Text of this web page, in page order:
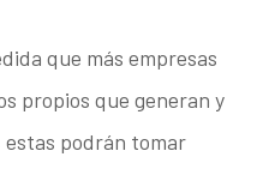
que más empresas
propios que generan y
podrán tomar